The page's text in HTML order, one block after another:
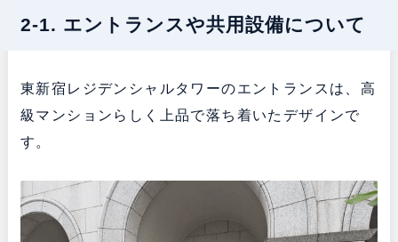
2-1. エントランスや共用設備について
東新宿レジデンシャルタワーのエントランスは、高
級マンションらしく上品で落ち着いたデザインで
す。